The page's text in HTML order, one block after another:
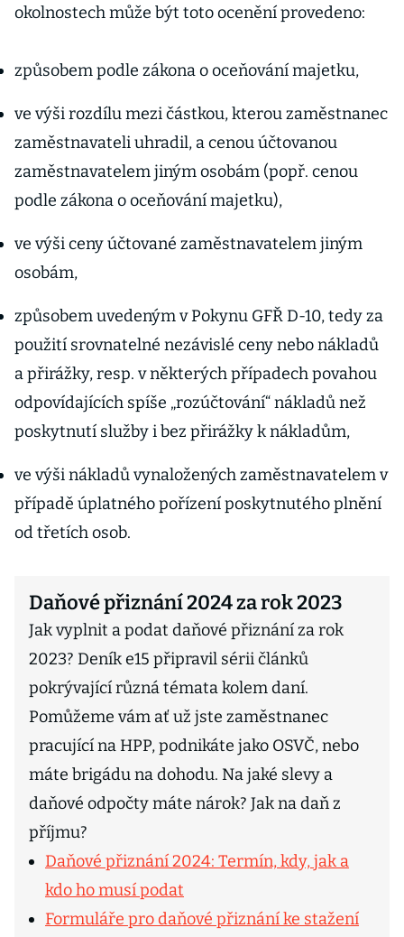
okolnostech může být toto ocenění provedeno:
způsobem podle zákona o oceňování majetku,
ve výši rozdílu mezi částkou, kterou zaměstnanec
zaměstnavateli uhradil, a cenou účtovanou
zaměstnavatelem jiným osobám (popř. cenou
podle zákona o oceňování majetku),
ve výši ceny účtované zaměstnavatelem jiným
osobám,
způsobem uvedeným v Pokynu GFŘ D-10, tedy za
použití srovnatelné nezávislé ceny nebo nákladů
a přirážky, resp. v některých případech povahou
odpovídajících spíše „rozúčtování“ nákladů než
poskytnutí služby i bez přirážky k nákladům,
ve výši nákladů vynaložených zaměstnavatelem v
případě úplatného pořízení poskytnutého plnění
od třetích osob.
Daňové přiznání 2024 za rok 2023
Jak vyplnit a podat daňové přiznání za rok
2023? Deník e15 připravil sérii článků
pokrývající různá témata kolem daní.
Pomůžeme vám ať už jste zaměstnanec
pracující na HPP, podnikáte jako OSVČ, nebo
máte brigádu na dohodu. Na jaké slevy a
daňové odpočty máte nárok? Jak na daň z
příjmu?
Daňové přiznání 2024: Termín, kdy, jak a
kdo ho musí podat
Formuláře pro daňové přiznání ke stažení